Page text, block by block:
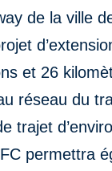
de la ville
et 26
réseau du
trajet
permettra